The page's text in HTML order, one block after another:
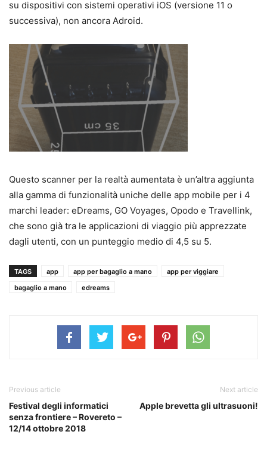
su dispositivi con sistemi operativi iOS (versione 11 o
successiva), non ancora Adroid.
Questo scanner per la realtà aumentata è un’altra aggiunta
alla gamma di funzionalità uniche delle app mobile per i 4
marchi leader: eDreams, GO Voyages, Opodo e Travellink,
che sono già tra le applicazioni di viaggio più apprezzate
dagli utenti, con un punteggio medio di 4,5 su 5.
TAGS app app per bagaglio a mano
app per viggiare
bagaglio a mano
edreams
Previous article
Festival degli informatici
senza frontiere – Rovereto –
12/14 ottobre 2018
Next article
Apple brevetta gli ultrasuoni!